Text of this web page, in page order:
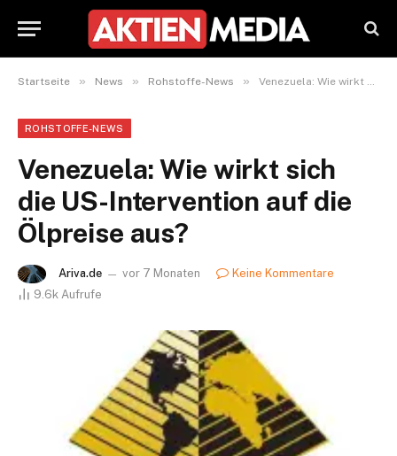
Startseite » News » Rohstoffe-News » Venezuela: Wie wirkt sich die US-Intervention auf die Ölpreise aus?
ROHSTOFFE-NEWS
Venezuela: Wie wirkt sich
die US-Intervention auf die
Ölpreise aus?
Ariva.de vor 7 Monaten
Keine Kommentare
9.6k Aufrufe